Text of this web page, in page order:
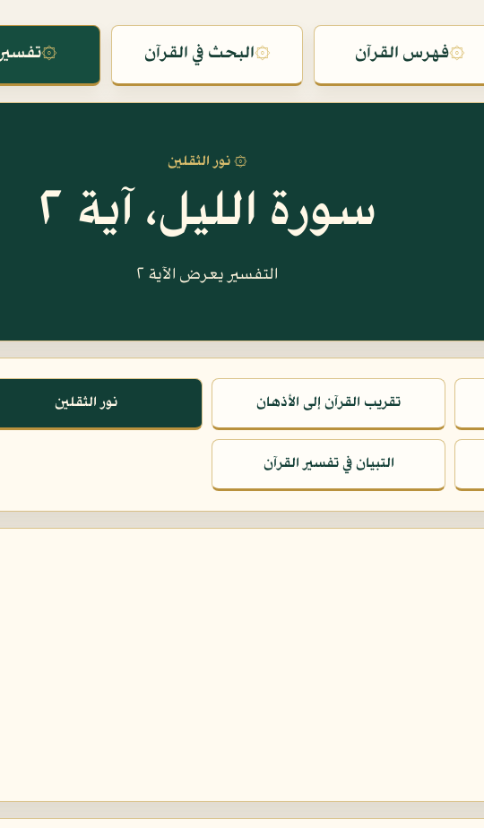
۞فهرس القرآن ۞البحث في القرآن ۞
۞ نور الثقلين
سورة الليل، آية ٢
التفسير يعرض الآية ٢
تقريب القرآن إلى الأذهان نور الثقلين
التبيان في تفسير القرآن